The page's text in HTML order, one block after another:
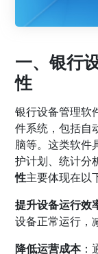
一、银行
性
银行设备管理软
件系统，包括自
脑等。这类软件
护计划、统计分
性主要体现在以
提升设备运行效
设备正常运行，
降低运营成本：